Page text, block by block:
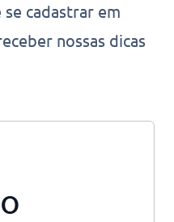
cadastrar em
nossas dicas